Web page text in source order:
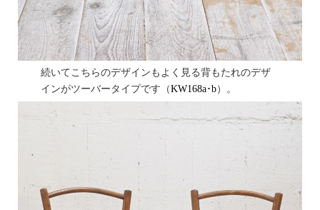
続いてこちらのデザインもよく見る背もたれのデザ
インがツーバータイプです（KW168a･b）。